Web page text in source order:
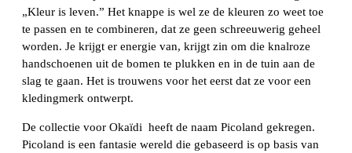
„Kleur is leven.” Het knappe is wel ze de kleuren zo weet toe
te passen en te combineren, dat ze geen schreeuwerig geheel
worden. Je krijgt er energie van, krijgt zin om die knalroze
handschoenen uit de bomen te plukken en in de tuin aan de
slag te gaan. Het is trouwens voor het eerst dat ze voor een
kledingmerk ontwerpt.
De collectie voor Okaïdi heeft de naam Picoland gekregen.
Picoland is een fantasie wereld die gebaseerd is op basis van